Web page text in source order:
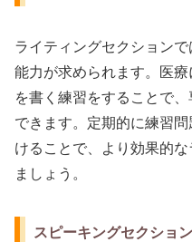
ライティングセクション
能力が求められます。医
を書く練習をすることで
できます。定期的に練習
けることで、より効果的
ましょう。
スピーキングセクショ